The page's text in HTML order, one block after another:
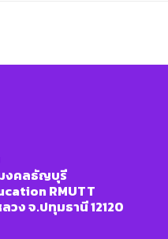
งคลธัญบุรี
RMUTT
ง จ.ปทุมธานี 12120